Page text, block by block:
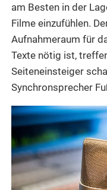
am Besten in der
Filme einzufühlen.
Aufnahmeraum für
Texte nötig ist,
Seiteneinsteiger
Synchronsprecher